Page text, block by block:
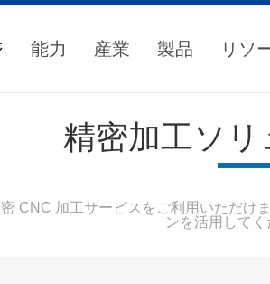
能力 産業 製品 リソ
精密加工ソリ
CNC 加工サービスをご利用いただ
ンを活用してく